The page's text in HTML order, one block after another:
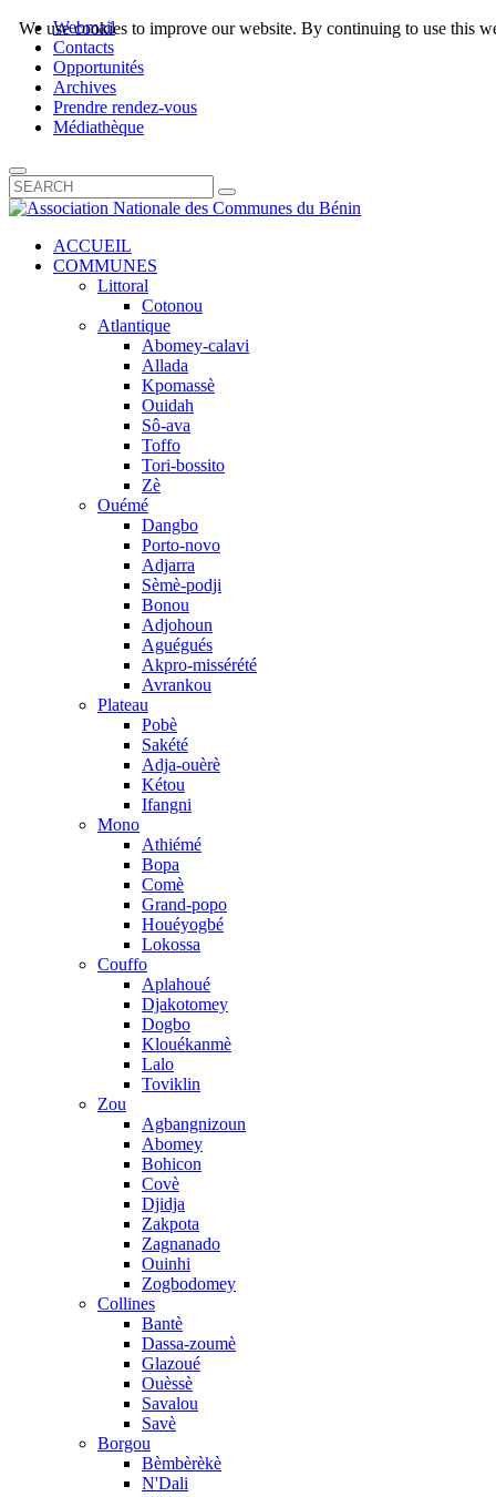
Webmail
Contacts
Opportunités
Archives
Prendre rendez-vous
Médiathèque
ACCUEIL
COMMUNES
Littoral
Cotonou
Atlantique
Abomey-calavi
Allada
Kpomassè
Ouidah
Sô-ava
Toffo
Tori-bossito
Zè
Ouémé
Dangbo
Porto-novo
Adjarra
Sèmè-podji
Bonou
Adjohoun
Aguégués
Akpro-missérété
Avrankou
Plateau
Pobè
Sakété
Adja-ouèrè
Kétou
Ifangni
Mono
Athiémé
Bopa
Comè
Grand-popo
Houéyogbé
Lokossa
Couffo
Aplahoué
Djakotomey
Dogbo
Klouékanmè
Lalo
Toviklin
Zou
Agbangnizoun
Abomey
Bohicon
Covè
Djidja
Zakpota
Zagnanado
Ouinhi
Zogbodomey
Collines
Bantè
Dassa-zoumè
Glazoué
Ouèssè
Savalou
Savè
Borgou
Bèmbèrèkè
N'Dali
We use cookies to improve our website. By continuing to use this